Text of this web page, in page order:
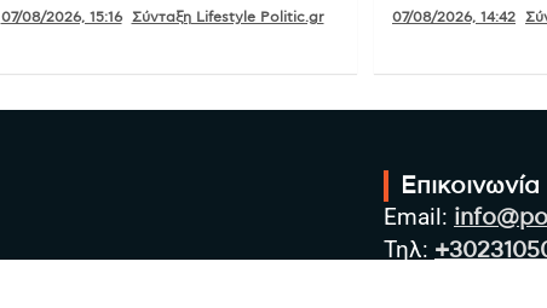
07/08/2026, 15:16 Σύνταξη Lifestyle Politic.gr 07/08/2026, 14:42
Επικοινωνία
Email:
Τηλ: